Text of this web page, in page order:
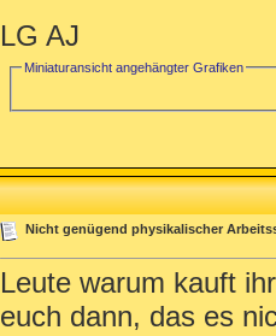
LG AJ
Miniaturansicht angehängter Grafiken
Nicht genügend physikalischer
Leute warum kauft
euch dann, das es